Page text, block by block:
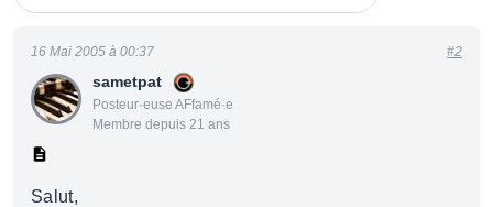
sametpat
Posteur·euse AFfamé·e
Membre depuis 21 ans
16 Mai 2005 à 00:37 #2
Salut,